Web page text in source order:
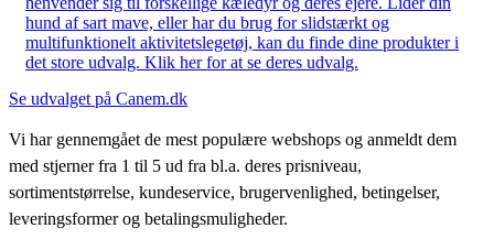
hund af sart mave, eller har du brug for slidstærkt og
multifunktionelt aktivitetslegetøj, kan du finde dine produkter i
det store udvalg. Klik her for at se deres udvalg.
Se udvalget på Canem.dk
Vi har gennemgået de mest populære webshops og anmeldt dem
med stjerner fra 1 til 5 ud fra bl.a. deres prisniveau,
sortimentstørrelse, kundeservice, brugervenlighed, betingelser,
leveringsformer og betalingsmuligheder.